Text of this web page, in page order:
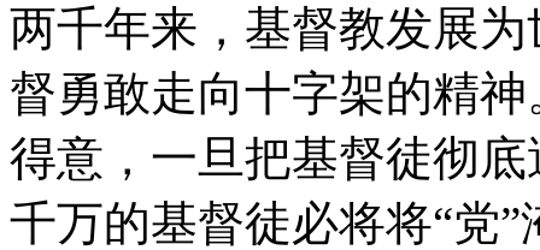
两千年来，基督教发展
督勇敢走向十字架的精
得意，一旦把基督徒彻
千万的基督徒必将将“党”